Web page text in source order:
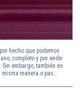
hecho que podemos
completo y por ende
embargo, también es
manera o pas…